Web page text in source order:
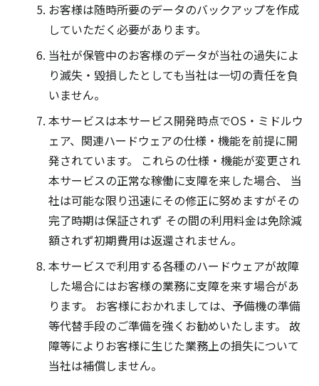
お客様は随時所要のデータのバックアップを作成
していただく必要があります。
当社が保管中のお客様のデータが当社の過失によ
り滅失・毀損したとしても当社は一切の責任を負
いません。
本サービスは本サービス開発時点でOS・ミドルウ
ェア、関連ハードウェアの仕様・機能を前提に開
発されています。 これらの仕様・機能が変更され
本サービスの正常な稼働に支障を来した場合、 当
社は可能な限り迅速にその修正に努めますがその
完了時期は保証されず その間の利用料金は免除減
額されず初期費用は返還されません。
本サービスで利用する各種のハードウェアが故障
した場合にはお客様の業務に支障を来す場合があ
ります。 お客様におかれましては、予備機の準備
等代替手段のご準備を強くお勧めいたします。 故
障等によりお客様に生じた業務上の損失について
当社は補償しません。